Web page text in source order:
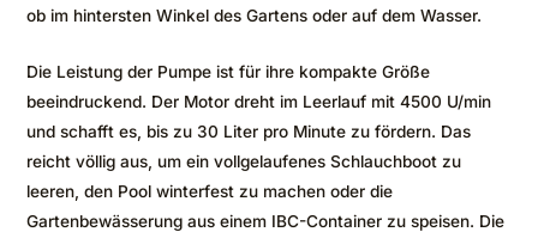
ob im hintersten Winkel des Gartens oder auf dem Wasser.
Die Leistung der Pumpe ist für ihre kompakte Größe
beeindruckend. Der Motor dreht im Leerlauf mit 4500 U/min
und schafft es, bis zu 30 Liter pro Minute zu fördern. Das
reicht völlig aus, um ein vollgelaufenes Schlauchboot zu
leeren, den Pool winterfest zu machen oder die
Gartenbewässerung aus einem IBC-Container zu speisen. Die